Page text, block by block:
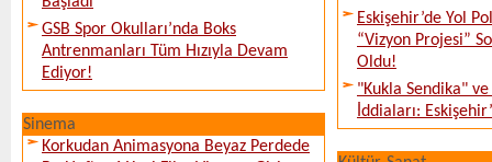
GSB Spor Okulları’nda Boks
Antrenmanları Tüm Hızıyla Devam
Ediyor!
Sinema
Korkudan Animasyona Beyaz Perdede
Eskişehir’de Yol
“Vizyon Projesi”
Oldu!
"Kukla Sendika"
İddiaları: